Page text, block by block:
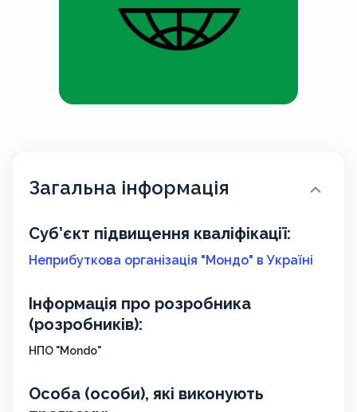
Загальна інформація
Суб’єкт підвищення кваліфікації:
Неприбуткова організація "Мондо" в Україні
Інформація про розробника
(розробників):
НПО "Mondo"
Особа (особи), які виконують